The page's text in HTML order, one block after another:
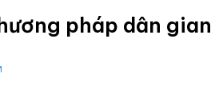
pháp dân gian